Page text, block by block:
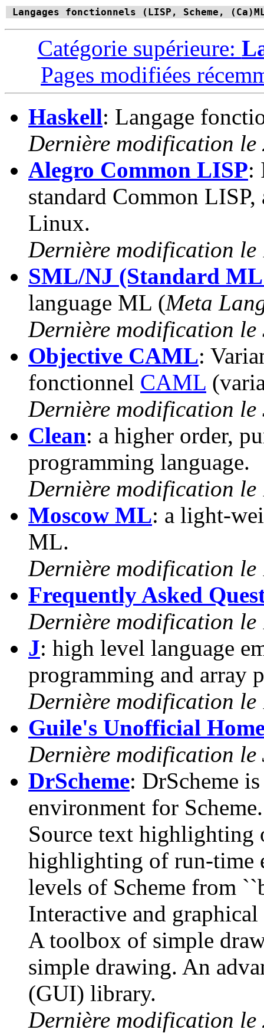
Langages fonctionnels (LISP, Scheme,
Catégorie supérieure:
Pages modifiées
Haskell: Langage
Dernière modification le
Alegro Common LISP:
standard Common
Linux.
Dernière modification le
SML/NJ (Standard ML
language ML (Meta
Dernière modification le
Objective CAML:
fonctionnel CAML
Dernière modification
Clean: a higher order,
programming language.
Dernière modification le
Moscow ML: a light-
ML.
Dernière modification le
Frequently Asked
Dernière modification le
J: high level language
programming and array
Dernière modification le
Guile's Unofficial
Dernière modification le
DrScheme: DrScheme
environment for
Source text highlighting
highlighting of run-time
levels of Scheme from
Interactive and
A toolbox of simple
simple drawing. An
(GUI) library.
Dernière modification